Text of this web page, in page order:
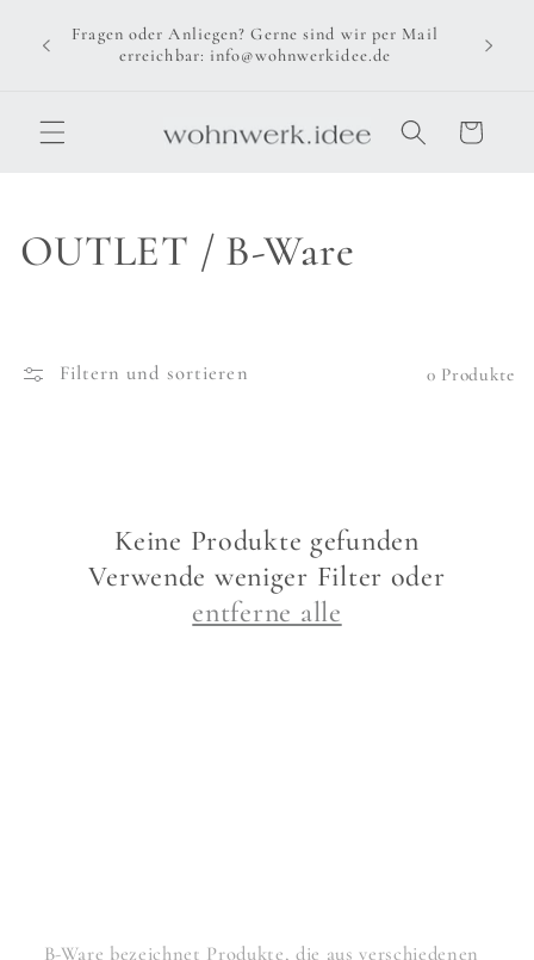
zum
Inhalt
Fragen oder Anliegen? Gerne sind wir per Mail
erreichbar: info@wohnwerkidee.de
Warenkorb
K
t
OUTLET / B-Ware
Filtern und sortieren 0 Produkte
Keine Produkte gefunden
Verwende weniger Filter oder
entferne alle
B-Ware bezeichnet Produkte, die aus verschiedenen